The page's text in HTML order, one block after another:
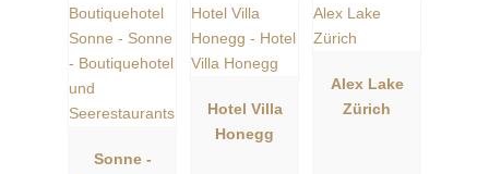
Sonne -
Hotel Villa
Honegg
Alex Lake
Zürich